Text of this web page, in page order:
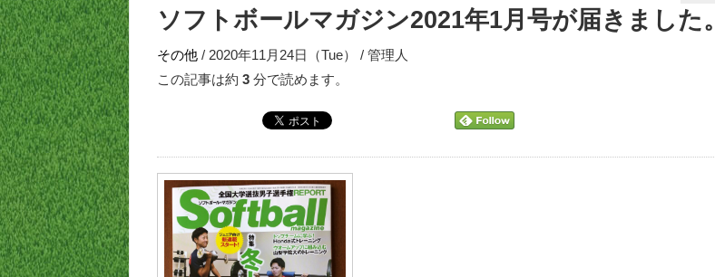
ソフトボールマガジン2021年1月号が届きました。
その他 / 2020年11月24日（Tue） / 管理人
この記事は約 3 分で読めます。